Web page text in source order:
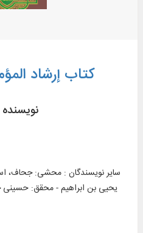
کتاب إرشاد
سایر نویسندگان : محشی: جحاف،
یحیی بن ابراهیم - محقق: